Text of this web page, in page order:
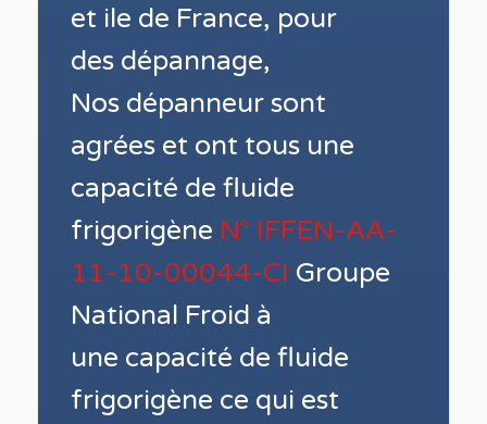
et ile de France, pour
des dépannage,
Nos dépanneur sont
agrées et ont tous une
capacité de fluide
frigorigène N° IFFEN-AA-
11-10-00044-CI Groupe
National Froid à
une capacité de fluide
frigorigène ce qui est